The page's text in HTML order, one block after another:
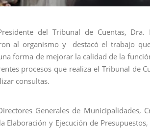
del Tribunal de Cuentas,
al organismo y destacó el trabajo
forma de mejorar la calidad de la
procesos que realiza el Tribunal de
consultas.
Generales de Municipalidades,
Elaboración y Ejecución de